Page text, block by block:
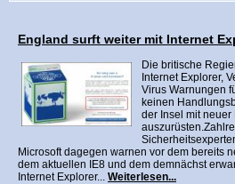
England surft weiter mit Internet
Die britische
Internet Explorer,
Virus Warnungen
keinen
der Insel mit neuer
Microsoft dagegen warnen vor dem bereits
dem aktuellen IE8 und dem demnächst
Internet Explorer... Weiterlesen...